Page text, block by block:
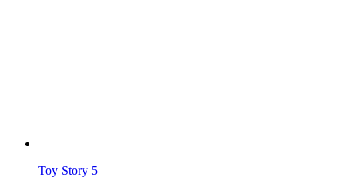
Toy Story 5